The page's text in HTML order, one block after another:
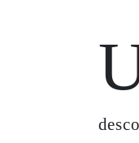
Um pesquisador de segurança cibernética,